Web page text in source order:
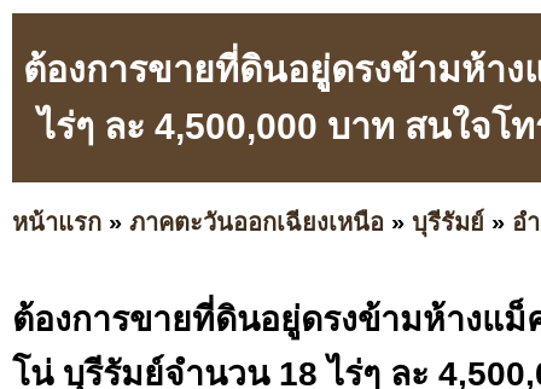
ต้องการขายที่ดินอยู่ดรงข้ามห้า
ไร่ๆ ละ 4,500,000 บาท สนใจโ
หน้าแรก » ภาคตะวันออกเฉียงเหนือ » บุรีรัมย์ » อ
ต้องการขายที่ดินอยู่ดรงข้ามห้างแม็
โน่ บุรีรัมย์จำนวน 18 ไร่ๆ ละ